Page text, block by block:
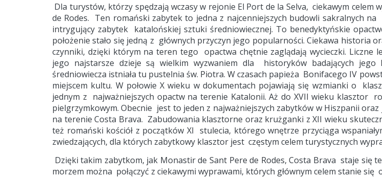
Dla turystów, którzy spędzają wczasy w rejonie El Port de la Selva, ciekawym celem
de Rodes. Ten romański zabytek to jedna z najcenniejszych budowli sakralnych
intrygujący zabytek katalońskiej sztuki średniowiecznej. To benedyktyńskie
położenie stało się jedną z głównych przyczyn jego popularności. Ciekawa historia
czynniki, dzięki którym na teren tego opactwa chętnie zaglądają wycieczki. Liczne
jego najstarsze dzieje są wielkim wyzwaniem dla historyków badających jego
średniowiecza istniała tu pustelnia św. Piotra. W czasach papieża Bonifacego IV
miejscem kultu. W połowie X wieku w dokumentach pojawiają się wzmianki o
jednym z najważniejszych opactw na terenie Katalonii. Aż do XVII wieku klasztor
pielgrzymkowym. Obecnie jest to jeden z najważniejszych zabytków w Hiszpanii
na terenie Costa Brava. Zabudowania klasztorne oraz krużganki z XII wieku
też romański kościół z początków XI stulecia, którego wnętrze przyciąga
zwiedzających, dla których zabytkowy klasztor jest częstym celem turystycznych
Dzięki takim zabytkom, jak Monastir de Sant Pere de Rodes, Costa Brava staje się
morzem można połączyć z ciekawymi wyprawami, których głównym celem stanie